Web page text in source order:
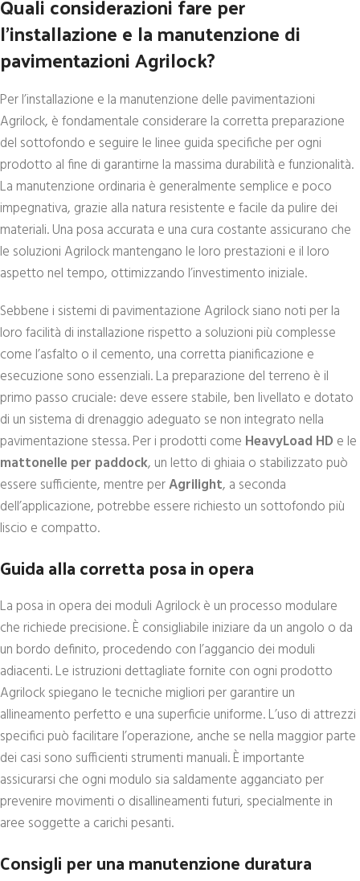
l’installazione e la manutenzione di
pavimentazioni Agrilock?
Per l’installazione e la manutenzione delle pavimentazioni
Agrilock, è fondamentale considerare la corretta preparazione
del sottofondo e seguire le linee guida specifiche per ogni
prodotto al fine di garantirne la massima durabilità e funzionalità.
La manutenzione ordinaria è generalmente semplice e poco
impegnativa, grazie alla natura resistente e facile da pulire dei
materiali. Una posa accurata e una cura costante assicurano che
le soluzioni Agrilock mantengano le loro prestazioni e il loro
aspetto nel tempo, ottimizzando l’investimento iniziale.
Sebbene i sistemi di pavimentazione Agrilock siano noti per la
loro facilità di installazione rispetto a soluzioni più complesse
come l’asfalto o il cemento, una corretta pianificazione e
esecuzione sono essenziali. La preparazione del terreno è il
primo passo cruciale: deve essere stabile, ben livellato e dotato
di un sistema di drenaggio adeguato se non integrato nella
pavimentazione stessa. Per i prodotti come HeavyLoad HD e le
mattonelle per paddock, un letto di ghiaia o stabilizzato può
essere sufficiente, mentre perAgrilight, a seconda
dell’applicazione, potrebbe essere richiesto un sottofondo più
liscio e compatto.
Guida alla corretta posa in opera
La posa in opera dei moduli Agrilock è un processo modulare
che richiede precisione. È consigliabile iniziare da un angolo o da
un bordo definito, procedendo con l’aggancio dei moduli
adiacenti. Le istruzioni dettagliate fornite con ogni prodotto
Agrilock spiegano le tecniche migliori per garantire un
allineamento perfetto e una superficie uniforme. L’uso di attrezzi
specifici può facilitare l’operazione, anche se nella maggior parte
dei casi sono sufficienti strumenti manuali. È importante
assicurarsi che ogni modulo sia saldamente agganciato per
prevenire movimenti o disallineamenti futuri, specialmente in
aree soggette a carichi pesanti.
Consigli per una manutenzione duratura